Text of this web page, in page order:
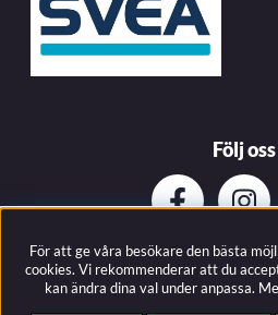
Följ oss
Prenumerera på
För att ge våra besökare den bästa
cookies. Vi rekommenderar att du
kan ändra dina val under anpassa.